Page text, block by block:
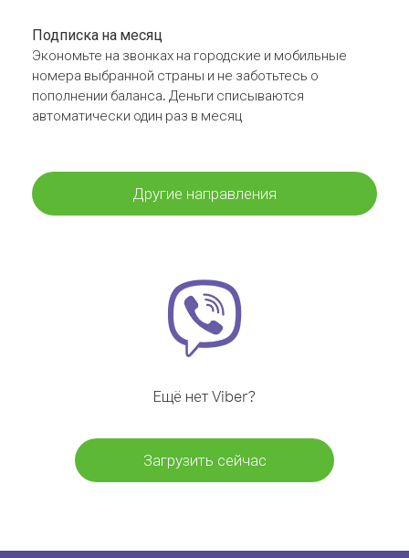
Подписка на месяц
Экономьте на звонках на городские и мобильные
номера выбранной страны и не заботьтесь о
пополнении баланса. Деньги списываются
автоматически один раз в месяц
Другие направления
Ещё нет Viber?
Загрузить сейчас